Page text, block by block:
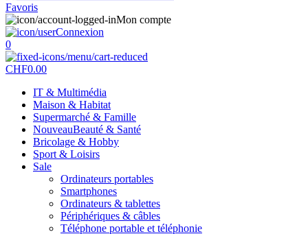
Favoris
Mon compte
Connexion
0
CHF0.00
IT & Multimédia
Maison & Habitat
Supermarché & Famille
NouveauBeauté & Santé
Bricolage & Hobby
Sport & Loisirs
Sale
Ordinateurs portables
Smartphones
Ordinateurs & tablettes
Périphériques & câbles
Téléphone portable et téléphonie